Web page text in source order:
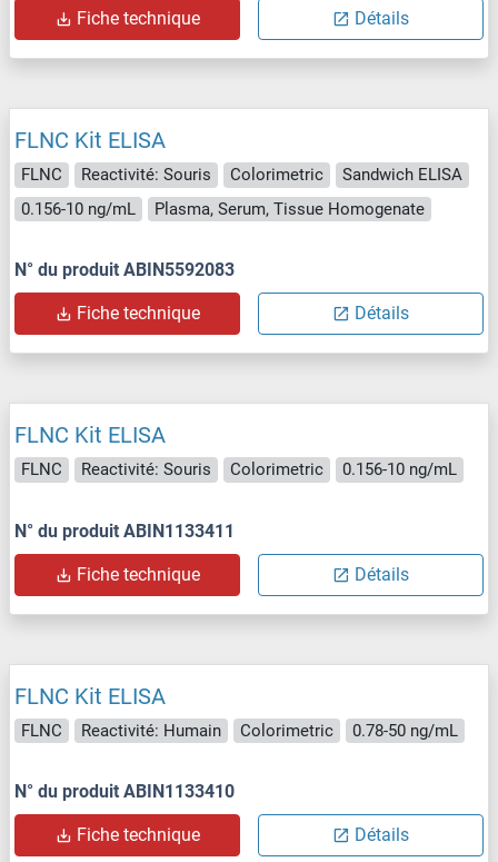
Fiche technique Détails
FLNC Kit ELISA
FLNC Reactivité: Souris Colorimetric
Sandwich ELISA
0.156-10 ng/mL
Plasma, Serum, Tissue Homogenate
N° du produit ABIN5592083
Fiche technique Détails
FLNC Kit ELISA
FLNC Reactivité: Souris Colorimetric 0.156-10 ng/mL
N° du produit ABIN1133411
Fiche technique Détails
FLNC Kit ELISA
FLNC Reactivité: Humain Colorimetric 0.78-50 ng/mL
N° du produit ABIN1133410
Fiche technique Détails